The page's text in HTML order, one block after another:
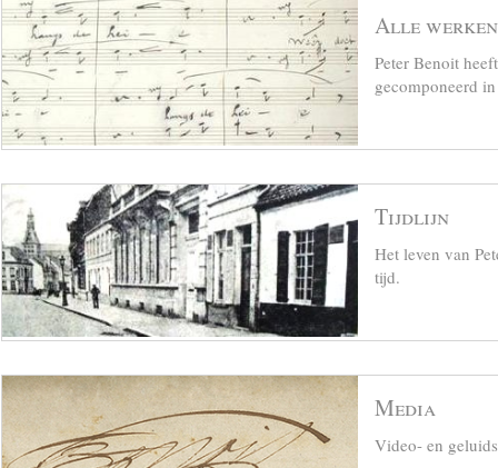
Alle werken
Peter Benoit
gecomponeerd
Tijdlijn
Het leven van
tijd.
Media
Video- en